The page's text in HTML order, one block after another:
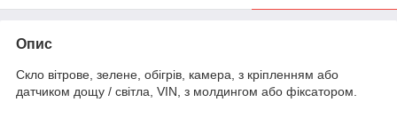
Опис
Скло вітрове, зелене, обігрів, камера, з кріпленням або
датчиком дощу / світла, VIN, з молдингом або фіксатором.